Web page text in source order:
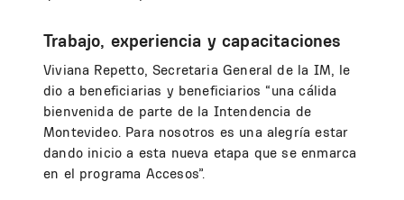
Trabajo, experiencia y capacitaciones
Viviana Repetto, Secretaria General de la IM, le
dio a beneficiarias y beneficiarios “una cálida
bienvenida de parte de la Intendencia de
Montevideo. Para nosotros es una alegría estar
dando inicio a esta nueva etapa que se enmarca
en el programa Accesos”.